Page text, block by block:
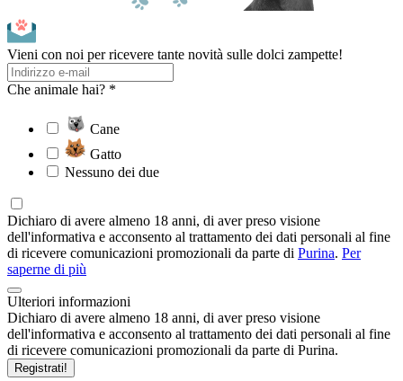
Vieni con noi per ricevere tante novità sulle dolci zampette!
Che animale hai? *
Cane
Gatto
Nessuno dei due
Dichiaro di avere almeno 18 anni, di aver preso visione
dell'informativa e acconsento al trattamento dei dati personali al fine
di ricevere comunicazioni promozionali da parte di Purina. Per
saperne di più
Ulteriori informazioni
Dichiaro di avere almeno 18 anni, di aver preso visione
dell'informativa e acconsento al trattamento dei dati personali al fine
di ricevere comunicazioni promozionali da parte di Purina.
Registrati!